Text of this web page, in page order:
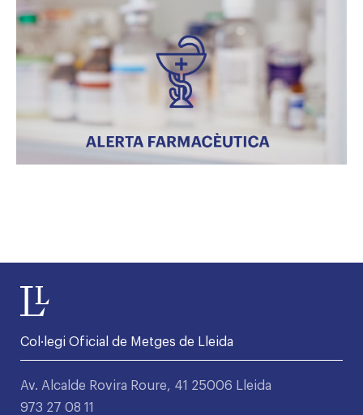
Col·legi Oficial de Metges de Lleida
Av. Alcalde Rovira Roure, 41 25006 Lleida
973 27 08 11